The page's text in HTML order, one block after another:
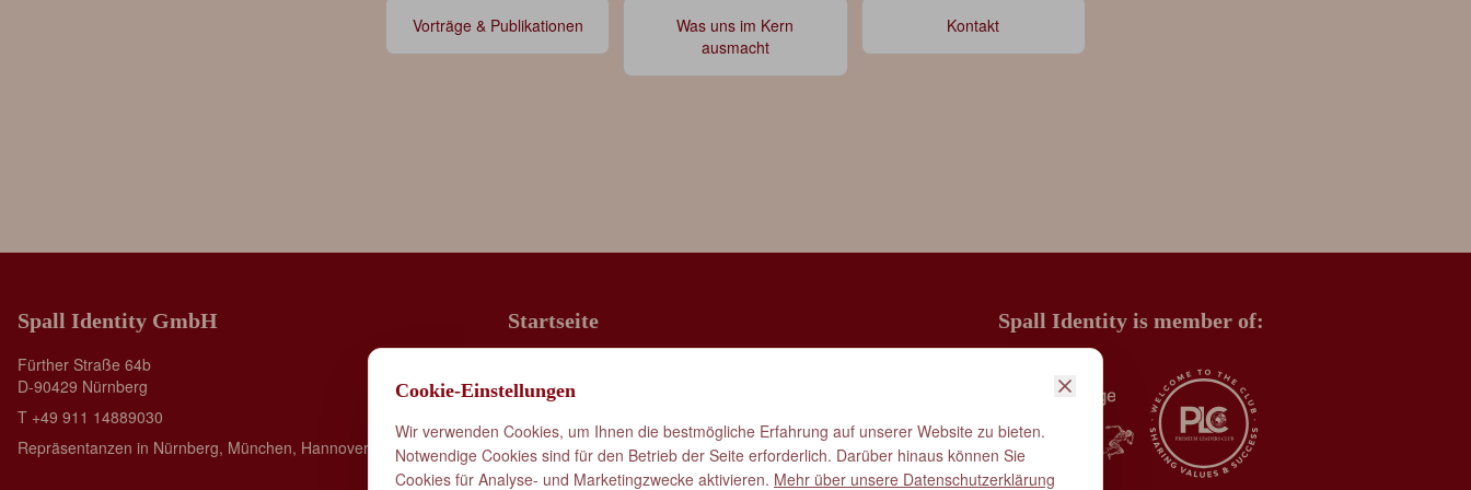
Cookie-Einstellungen
Wir verwenden Cookies, um Ihnen die bestmögliche Erfahrung auf unserer Website zu bieten.
Notwendige Cookies sind für den Betrieb der Seite erforderlich. Darüber hinaus können Sie
Cookies für Analyse- und Marketingzwecke aktivieren. Mehr über unsere Datenschutzerklärung
Vorträge & Publikationen
Was uns im Kern
ausmacht
Kontakt
Spall Identity GmbH
Fürther Straße 64b
D-90429 Nürnberg
T +49 911 14889030
Repräsentanzen in Nürnberg, München, Hannover und London
Startseite
Vorträge & Publikationen
Kontakt
Spall Identity is member of: